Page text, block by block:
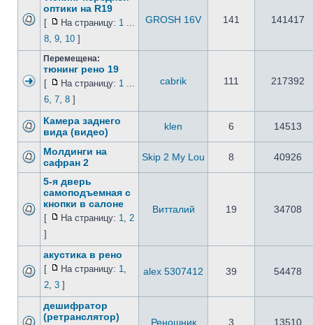
оптики на R19
[ На страницу: 1 ...
8, 9, 10 ]
GROSH 16V 141 141417
Перемещена:
тюнинг рено 19
[ На страницу: 1 ...
6, 7, 8 ]
cabrik 111 217392
Камера заднего
вида (видео)
klen 6 14513
Молдинги на
сафран 2
Skip 2 My Lou 8 40926
5-я дверь
самоподъемная с
кнопки в салоне
[ На страницу: 1, 2
]
Витталий 19 34708
акустика в рено
[ На страницу: 1,
2, 3 ]
alex 5307412 39 54478
дешифратор
(ретранслятор)
Реношник 3 13510